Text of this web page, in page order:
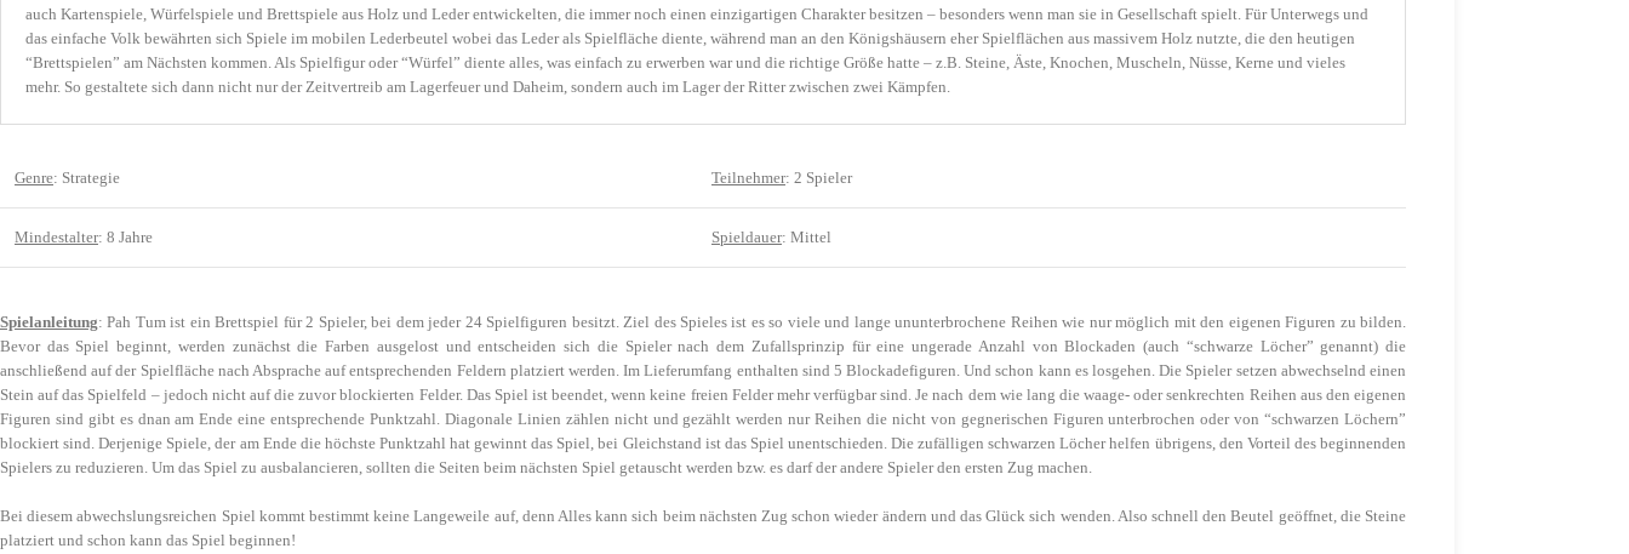
auch Kartenspiele, Würfelspiele und Brettspiele aus Holz und Leder entwickelten, die immer noch einen einzigartigen Charakter besitzen – besonders wenn man sie in Gesellschaft spielt. Für Unterwegs und
das einfache Volk bewährten sich Spiele im mobilen Lederbeutel wobei das Leder als Spielfläche diente, während man an den Königshäusern eher Spielflächen aus massivem Holz nutzte, die den heutigen
“Brettspielen” am Nächsten kommen. Als Spielfigur oder “Würfel” diente alles, was einfach zu erwerben war und die richtige Größe hatte – z.B. Steine, Äste, Knochen, Muscheln, Nüsse, Kerne und vieles
mehr. So gestaltete sich dann nicht nur der Zeitvertreib am Lagerfeuer und Daheim, sondern auch im Lager der Ritter zwischen zwei Kämpfen.
Genre: Strategie Teilnehmer: 2 Spieler
Mindestalter: 8 Jahre Spieldauer: Mittel
Spielanleitung: Pah Tum ist ein Brettspiel für 2 Spieler, bei dem jeder 24 Spielfiguren besitzt. Ziel des Spieles ist es so viele und lange ununterbrochene Reihen wie nur möglich mit den eigenen Figuren zu bilden.
Bevor das Spiel beginnt, werden zunächst die Farben ausgelost und entscheiden sich die Spieler nach dem Zufallsprinzip füreine ungerade Anzahl von Blockaden (auch “schwarze Löcher” genannt) die
anschließend auf der Spielfläche nach Absprache auf entsprechenden Feldern platziert werden. Im Lieferumfang enthalten sind 5 Blockadefiguren. Und schon kann es losgehen. Die Spieler setzen abwechselnd einen
Stein auf das Spielfeld – jedoch nicht auf die zuvor blockierten Felder. Das Spiel ist beendet, wenn keine freien Felder mehr verfügbar sind. Je nach dem wie lang die waage- oder senkrechten Reihen aus den eigenen
Figuren sind gibt es dnan am Ende eine entsprechende Punktzahl. Diagonale Linien zählen nicht und gezählt werden nur Reihen die nicht von gegnerischen Figuren unterbrochen oder von “schwarzen Löchern”
blockiert sind. Derjenige Spiele, der am Ende die höchste Punktzahl hat gewinnt das Spiel, bei Gleichstand ist das Spiel unentschieden. Die zufälligen schwarzen Löcher helfen übrigens, den Vorteil des beginnenden
Spielers zu reduzieren. Um das Spiel zu ausbalancieren, sollten die Seiten beim nächsten Spiel getauscht werden bzw. es darf der andere Spieler den ersten Zug machen.
Bei diesem abwechslungsreichen Spiel kommt bestimmt keine Langeweile auf, denn Alles kann sich beim nächsten Zug schon wieder ändern und das Glück sich wenden. Also schnell den Beutel geöffnet, die Steine
platziert und schon kann das Spiel beginnen!